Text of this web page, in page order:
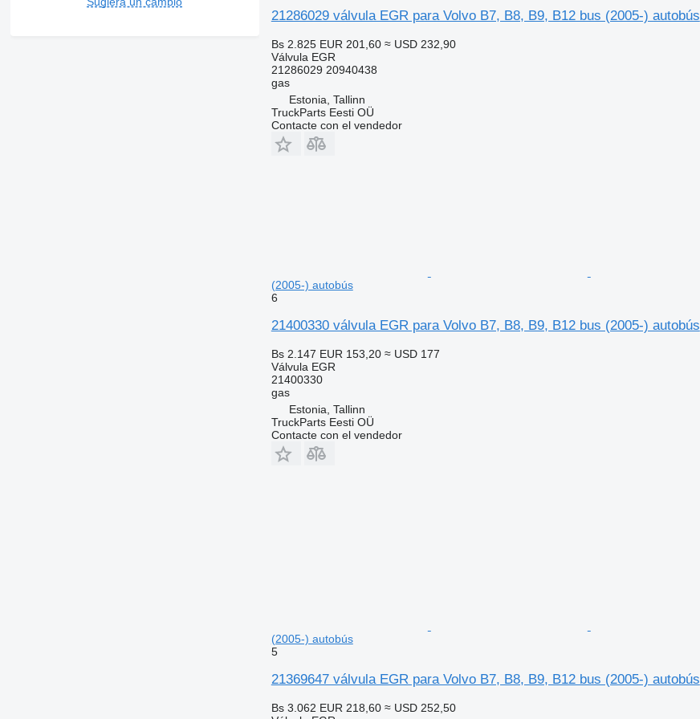
21286029 válvula EGR para Volvo B7, B8, B9, B12 bus (2005-) autobús
Bs 2.825 EUR 201,60 ≈ USD 232,90
Válvula EGR
21286029 20940438
gas
Estonia, Tallinn
TruckParts Eesti OÜ
Contacte con el vendedor
(2005-) autobús
6
21400330 válvula EGR para Volvo B7, B8, B9, B12 bus (2005-) autobús
Bs 2.147 EUR 153,20 ≈ USD 177
Válvula EGR
21400330
gas
Estonia, Tallinn
TruckParts Eesti OÜ
Contacte con el vendedor
(2005-) autobús
5
21369647 válvula EGR para Volvo B7, B8, B9, B12 bus (2005-) autobús
Bs 3.062 EUR 218,60 ≈ USD 252,50